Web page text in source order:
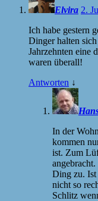
Elvira 2.
Ich habe gestern
Dinger halten
Jahrzehnten eine
waren überall!
Antworten ↓
In der
kommen
ist. Zum
Ding zu. Ist
nicht so
Schlitz